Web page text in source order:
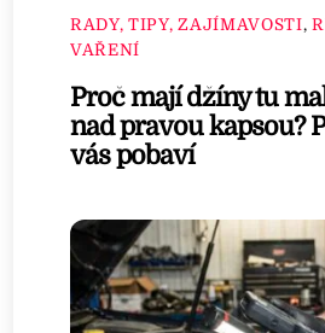
RADY, TIPY, ZAJÍMAVOSTI,
VAŘENÍ
Proč mají džíny tu
nad pravou kapsou?
vás pobaví